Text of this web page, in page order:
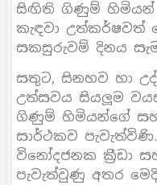
සිඟිති ගිණුම් හිමියන්
කැඳවා උත්කර්ෂවත්
සකසුරුවම් දිනය
සතුට, සිනහව හා
උත්සවය සියලූම
ගිණුම් හිමියන්ගේ
සාර්ථකව
විනෝදජනක කී‍්‍රඩා
පැවැත්වුණු අතර